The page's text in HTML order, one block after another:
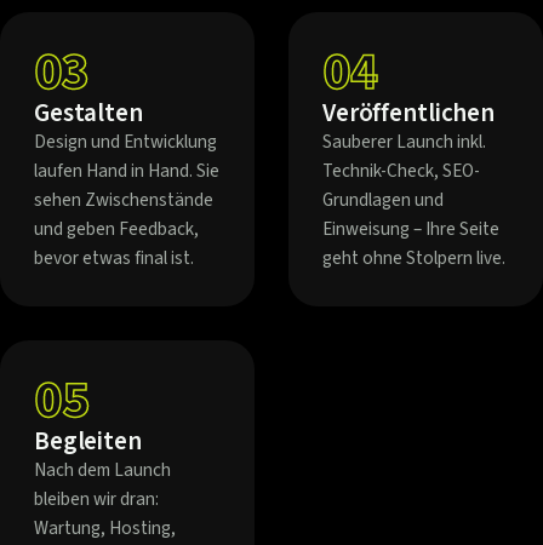
03
Gestalten
Design und Entwicklung
laufen Hand in Hand. Sie
sehen Zwischenstände
und geben Feedback,
bevor etwas final ist.
04
Veröffentlichen
Sauberer Launch inkl.
Technik-Check, SEO-
Grundlagen und
Einweisung – Ihre Seite
geht ohne Stolpern live.
05
Begleiten
Nach dem Launch
bleiben wir dran:
Wartung, Hosting,